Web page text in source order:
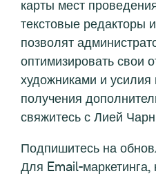
карты мест
текстовые редакторы
позволят
оптимизировать свои
художниками и
получения
свяжитесь с Лией
Подпишитесь на
Для Email-